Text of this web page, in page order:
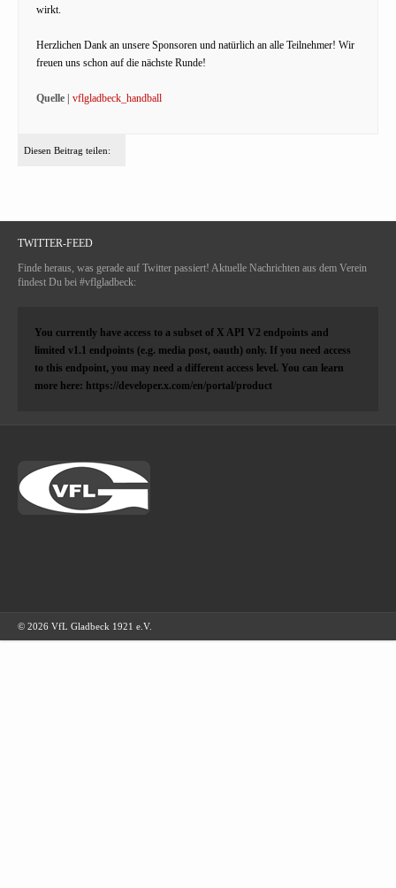
wirkt.
Herzlichen Dank an unsere Sponsoren und natürlich an alle Teilnehmer! Wir
freuen uns schon auf die nächste Runde!
Quelle | vflgladbeck_handball
Diesen Beitrag teilen:
TWITTER-FEED
Finde heraus, was gerade auf Twitter passiert! Aktuelle Nachrichten aus dem Verein
findest Du bei #vflgladbeck:
You currently have access to a subset of X API V2 endpoints and
limited v1.1 endpoints (e.g. media post, oauth) only. If you need access
to this endpoint, you may need a different access level. You can learn
more here: https://developer.x.com/en/portal/product
© 2026 VfL Gladbeck 1921 e.V.